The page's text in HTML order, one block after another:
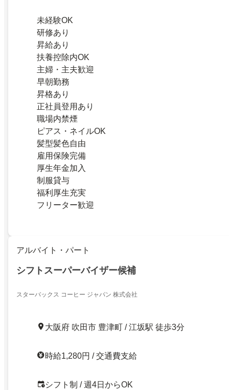
未経験OK
研修あり
昇給あり
扶養控除内OK
主婦・主夫歓迎
早朝勤務
昇格あり
正社員登用あり
職場内禁煙
ピアス・ネイルOK
髪型髪色自由
雇用保険完備
厚生年金加入
制服貸与
福利厚生充実
フリーター歓迎
アルバイト・パート
シフトスーパーバイザー候補
スターバックス コーヒー ジャパン 株式会社
大阪府 吹田市 豊津町 / 江坂駅 徒歩3分
時給1,280円 / 交通費支給
シフト制 / 週4日からOK